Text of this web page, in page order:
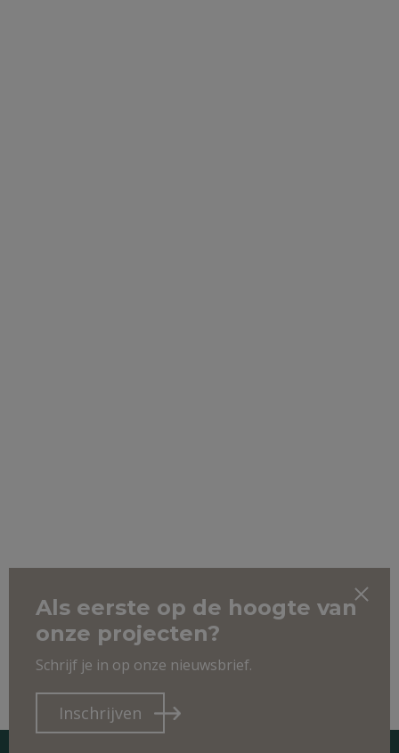
Als eerste op de hoogte van
onze projecten?
Schrijf je in op onze nieuwsbrief.
Inschrijven